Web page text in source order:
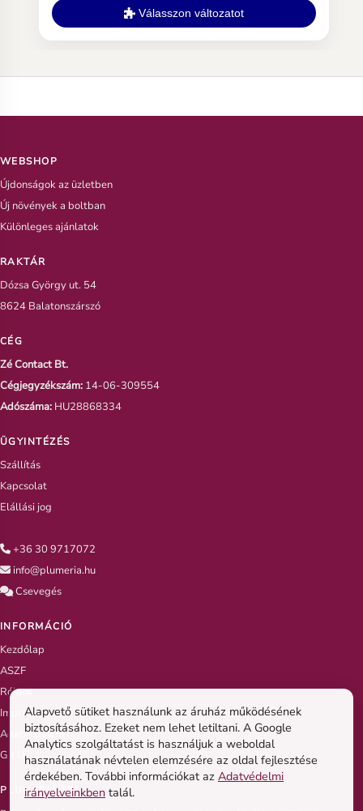
Válasszon változatot
WEBSHOP
Újdonságok az üzletben
Új növények a boltban
Különleges ajánlatok
RAKTÁR
Dózsa György ut. 54
8624 Balatonszárszó
CÉG
Zé Contact Bt.
Cégjegyzékszám: 14-06-309554
Adószáma: HU28868334
ÜGYINTÉZÉS
Szállítás
Kapcsolat
Elállási jog
+36 30 9717072
info@plumeria.hu
Csevegés
INFORMÁCIÓ
Kezdőlap
ASZF
Rólunk
Impresszum
Adatvédelem
G.Y.I.K
PLUMERIA.HU
Alapvető sütiket használunk az áruház működésének
biztosításához. Ezeket nem lehet letiltani. A Google
Analytics szolgáltatást is használjuk a weboldal
használatának névtelen elemzésére az oldal fejlesztése
érdekében. További információkat az Adatvédelmi
irányelveinkben talál.